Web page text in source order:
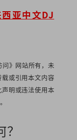
亚中文DJ
》网站所有，未
或引用本文内容
明或违法使用本